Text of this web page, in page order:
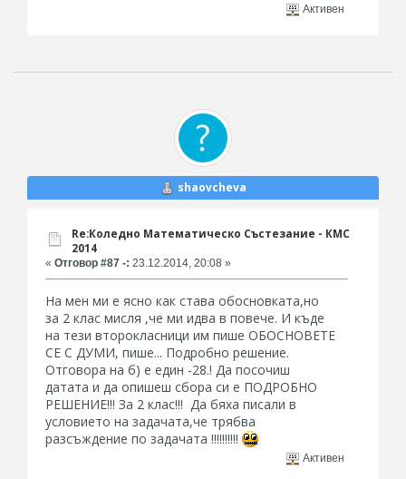
Активен
shaovcheva
Re:Коледно Математическо Състезание - КМС
2014
« Отговор #87 -: 23.12.2014, 20:08 »
На мен ми е ясно как става обосновката,но
за 2 клас мисля ,че ми идва в повече. И къде
на тези второкласници им пише ОБОСНОВЕТЕ
СЕ С ДУМИ, пише... Подробно решение.
Отговора на б) е един -28.! Да посочиш
датата и да опишеш сбора си е ПОДРОБНО
РЕШЕНИЕ!!! За 2 клас!!! Да бяха писали в
условието на задачата,че трябва
разсъждение по задачата !!!!!!!!!!
Активен